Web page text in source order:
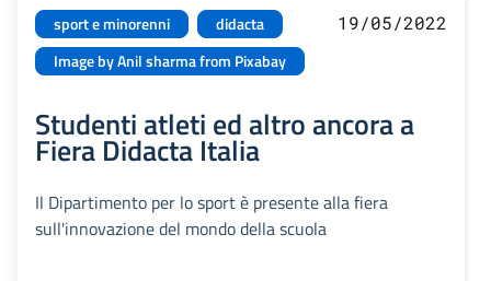
sport e minorenni
didacta
Image by Anil sharma from Pixabay
19/05/2022
Studenti atleti ed altro ancora a
Fiera Didacta Italia
Il Dipartimento per lo sport è presente alla fiera
sull'innovazione del mondo della scuola